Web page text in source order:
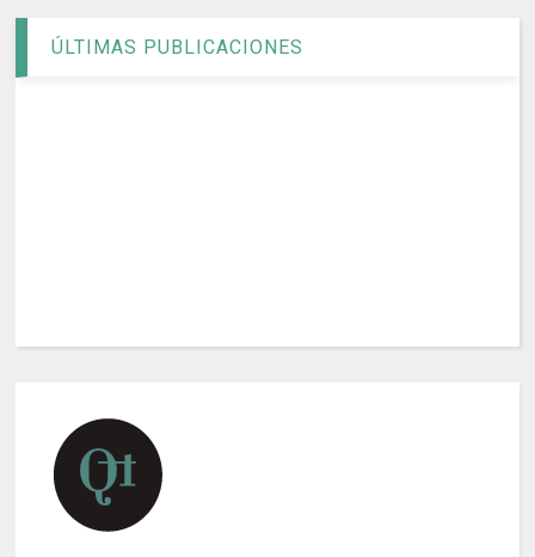
ÚLTIMAS PUBLICACIONES